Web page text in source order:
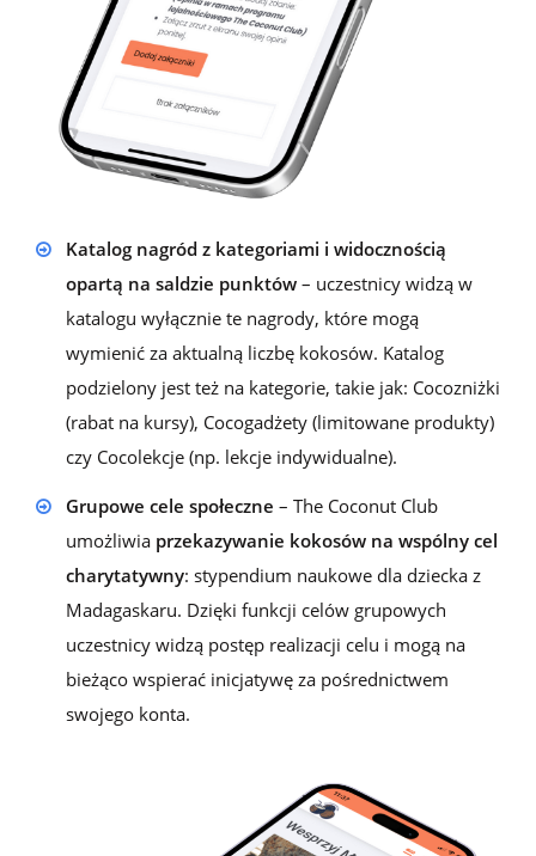
Katalog nagród z kategoriami i widocznością
opartą na saldzie punktów – uczestnicy widzą w
katalogu wyłącznie te nagrody, które mogą
wymienić za aktualną liczbę kokosów. Katalog
podzielony jest też na kategorie, takie jak: Cocozniżki
(rabat na kursy), Cocogadżety (limitowane produkty)
czy Cocolekcje (np. lekcje indywidualne).
Grupowe cele społeczne – The Coconut Club
umożliwia przekazywanie kokosów na wspólny cel
charytatywny: stypendium naukowe dla dziecka z
Madagaskaru. Dzięki funkcji celów grupowych
uczestnicy widzą postęp realizacji celu i mogą na
bieżąco wspierać inicjatywę za pośrednictwem
swojego konta.